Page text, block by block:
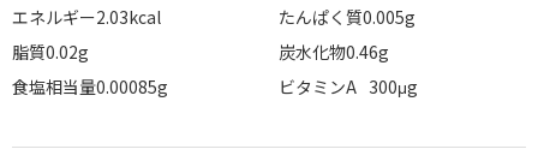
エネルギー2.03kcal
たんぱく質0.005g
脂質0.02g
炭水化物0.46g
食塩相当量0.00085g
ビタミンA 300μg